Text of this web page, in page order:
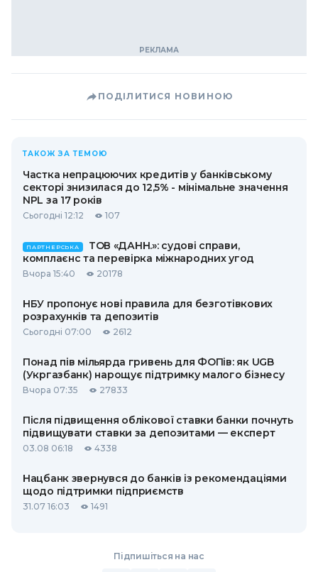
ПОДІЛИТИСЯ НОВИНОЮ
ТАКОЖ ЗА ТЕМОЮ
Частка непрацюючих кредитів у банківському
секторі знизилася до 12,5% - мінімальне значення
NPL за 17 років
Сьогодні 12:12 107
ПАРТНЕРСЬКА
ТОВ «ДАНН.»: судові справи,
комплаєнс та перевірка міжнародних угод
Вчора 15:40 20178
НБУ пропонує нові правила для безготівкових
розрахунків та депозитів
Сьогодні 07:00 2612
Понад пів мільярда гривень для ФОПів: як UGB
(Укргазбанк) нарощує підтримку малого бізнесу
Вчора 07:35 27833
Після підвищення облікової ставки банки почнуть
підвищувати ставки за депозитами — експерт
03.08 06:18 4338
Нацбанк звернувся до банків із рекомендаціями
щодо підтримки підприємств
31.07 16:03 1491
Підпишіться на нас